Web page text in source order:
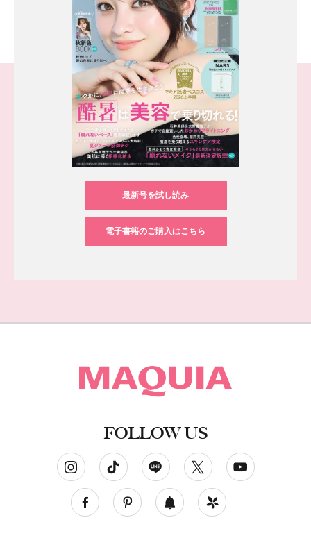
最新号を試し読み
電子書籍のご購入はこちら
FOLLOW US